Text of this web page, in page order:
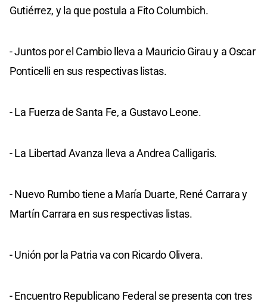
Gutiérrez, y la que postula a Fito Columbich.
- Juntos por el Cambio lleva a Mauricio Girau y a Oscar
Ponticelli en sus respectivas listas.
- La Fuerza de Santa Fe, a Gustavo Leone.
- La Libertad Avanza lleva a Andrea Calligaris.
- Nuevo Rumbo tiene a María Duarte, René Carrara y
Martín Carrara en sus respectivas listas.
- Unión por la Patria va con Ricardo Olivera.
- Encuentro Republicano Federal se presenta con tres